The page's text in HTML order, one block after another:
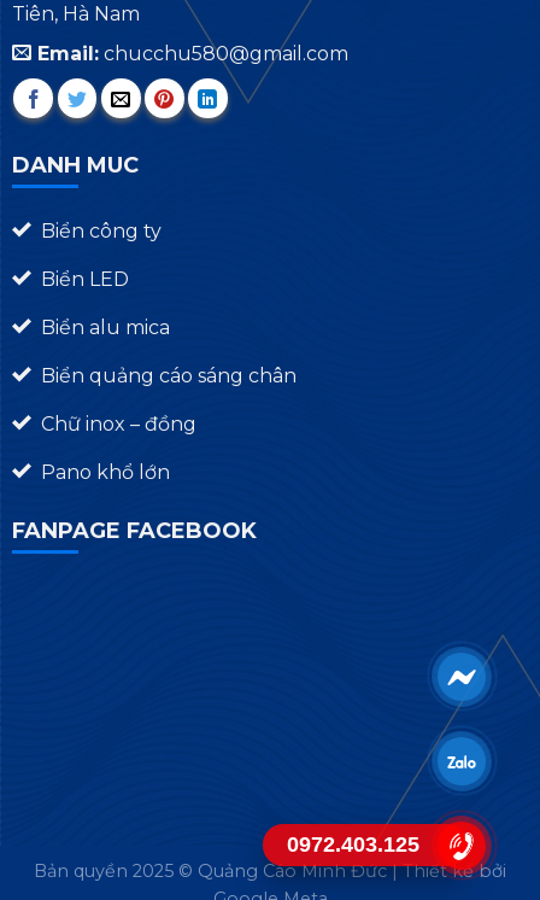
Tiên, Hà Nam
Email:chucchu580@gmail.com
DANH MUC
Biển công ty
Biển LED
Biển alu mica
Biển quảng cáo sáng chân
Chữ inox – đồng
Pano khổ lớn
FANPAGE FACEBOOK
Bản quyền 2025 © Quảng Cáo Minh Đức | Thiết kế bởi
0972.403.125